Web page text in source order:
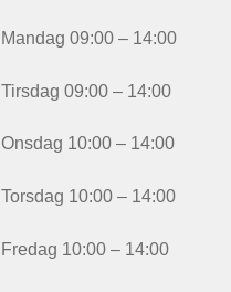
Mandag 09:00 – 14:00
Tirsdag 09:00 – 14:00
Onsdag 10:00 – 14:00
Torsdag 10:00 – 14:00
Fredag 10:00 – 14:00